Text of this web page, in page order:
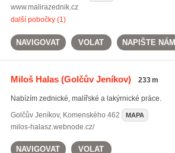
www.malirazednik.cz
další pobočky (1)
NAVIGOVAT VOLAT NAPIŠTE NÁM
Miloš Halas(Golčův Jeníkov) 233 m
Nabízím zednické, malířské a lakýrnické práce.
Golčův Jeníkov, Komenského 462 MAPA
milos-halasz.webnode.cz/
NAVIGOVAT VOLAT